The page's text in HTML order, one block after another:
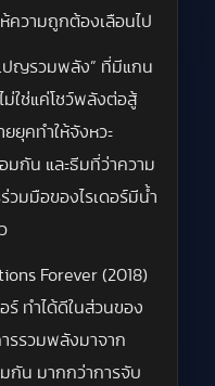
ความถูกต้องเลือนไป
ปญรวมพลัง” ที่มีแกน
ม่ใช่แค่โชว์พลังต่อสู้
ยยุคทำให้จังหวะ
มกัน และธีมที่ว่าความ
วมมือของไรเดอร์มีน้ำ
Forever (2018)
ร์ ทำได้ดีในส่วนของ
ารรวมพลังมาจาก
กัน มากกว่าการจับ